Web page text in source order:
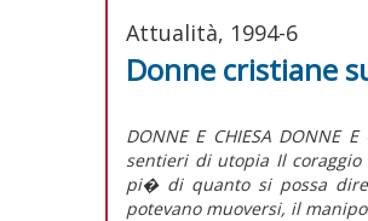
Attualità, 1994-6
Donne cristiane
DONNE E CHIESA
sentieri di utopia Il
pi� di quanto si possa
potevano muoversi, il